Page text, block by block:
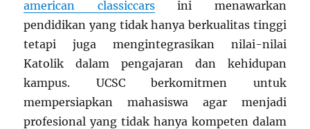
american classiccarsini menawarkan
pendidikan yang tidak hanya berkualitas tinggi
tetapi juga mengintegrasikan nilai-nilai
Katolik dalam pengajaran dan kehidupan
kampus. UCSC berkomitmen untuk
mempersiapkan mahasiswa agar menjadi
profesional yang tidak hanya kompeten dalam